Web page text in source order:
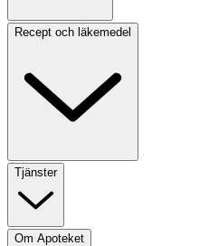
Recept och läkemedel
Tjänster
Om Apoteket